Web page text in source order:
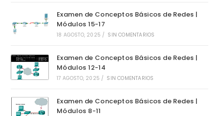
Examen de Conceptos Básicos de Redes |
Módulos 15-17
18 AGOSTO, 2025 / SIN COMENTARIOS
Examen de Conceptos Básicos de Redes |
Módulos 12-14
17 AGOSTO, 2025 / SIN COMENTARIOS
Examen de Conceptos Básicos de Redes |
Módulos 8-11